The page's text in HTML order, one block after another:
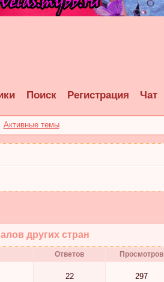
Поиск Регистрация Чат
Активные темы
других стран
Ответов Просмотров
22 297